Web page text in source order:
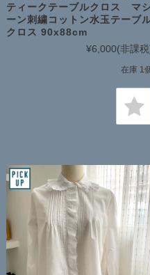
ティークテーブルクロス マ
ーン刺繍コットン水玉テーブ
クロス 90x88cm
¥6,000(非課
在庫 1